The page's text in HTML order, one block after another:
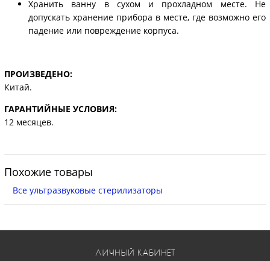
Хранить ванну в сухом и прохладном месте. Не
допускать хранение прибора в месте, где возможно его
падение или повреждение корпуса.
ПРОИЗВЕДЕНО:
Китай.
ГАРАНТИЙНЫЕ УСЛОВИЯ:
12 месяцев.
Похожие товары
Все ультразвуковые стерилизаторы
ЛИЧНЫЙ КАБИНЕТ